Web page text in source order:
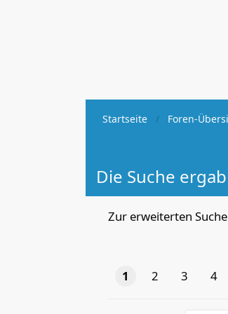
Startseite Foren-
Die Suche
Zur erweiterten Suche
1 2 3 4